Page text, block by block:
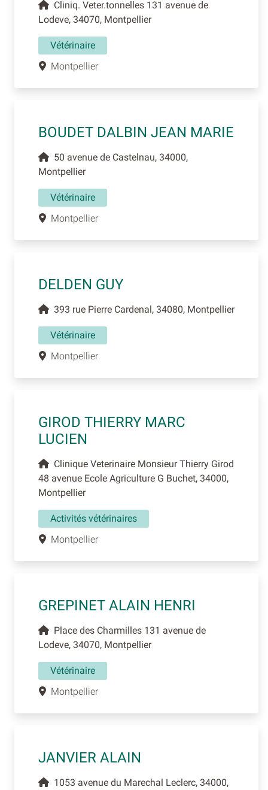
Cliniq. Veter.tonnelles 131 avenue de
Lodeve, 34070, Montpellier
Vétérinaire
Montpellier
BOUDET DALBIN JEAN MARIE
50 avenue de Castelnau, 34000,
Montpellier
Vétérinaire
Montpellier
DELDEN GUY
393 rue Pierre Cardenal, 34080, Montpellier
Vétérinaire
Montpellier
GIROD THIERRY MARC
LUCIEN
Clinique Veterinaire Monsieur Thierry Girod
48 avenue Ecole Agriculture G Buchet, 34000,
Montpellier
Activités vétérinaires
Montpellier
GREPINET ALAIN HENRI
Place des Charmilles 131 avenue de
Lodeve, 34070, Montpellier
Vétérinaire
Montpellier
JANVIER ALAIN
1053 avenue du Marechal Leclerc, 34000,